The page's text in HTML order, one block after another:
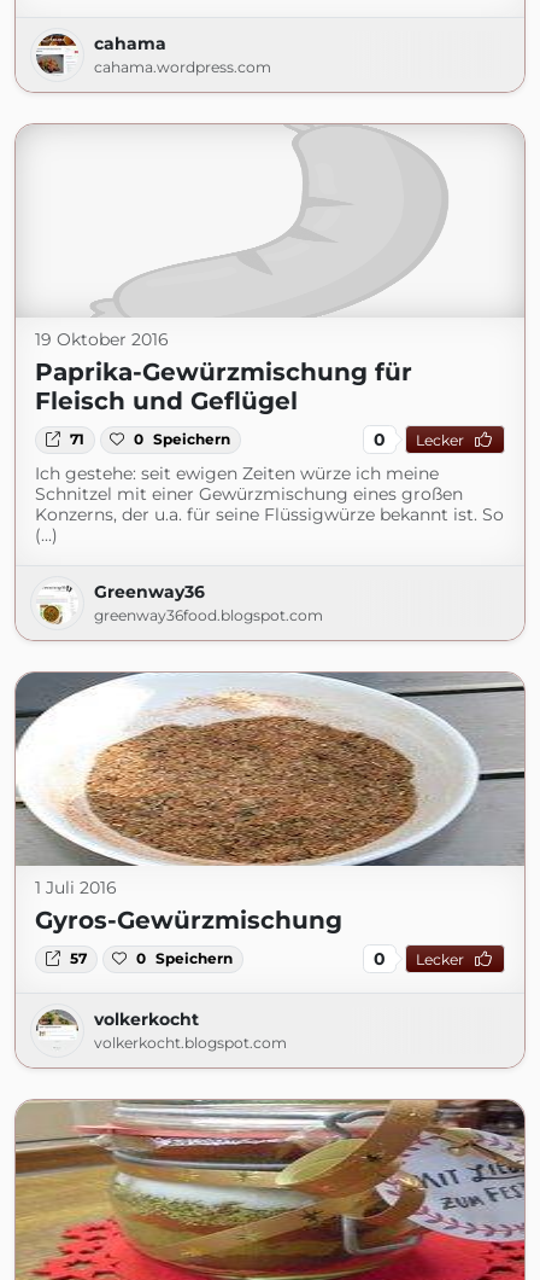
cahama
cahama.wordpress.com
19 Oktober 2016
Paprika-Gewürzmischung für
Fleisch und Geflügel
71 0 Speichern 0 Lecker
Ich gestehe: seit ewigen Zeiten würze ich meine
Schnitzel mit einer Gewürzmischung eines großen
Konzerns, der u.a. für seine Flüssigwürze bekannt ist. So
(...)
Greenway36
greenway36food.blogspot.com
1 Juli 2016
Gyros-Gewürzmischung
57 0 Speichern 0 Lecker
volkerkocht
volkerkocht.blogspot.com